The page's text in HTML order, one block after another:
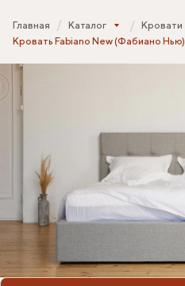
Главная Каталог Кровати
Кровать Fabiano New (Фабиано Нью)